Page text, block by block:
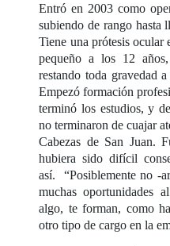
Entró en 2003 como
subiendo de rango hasta
Tiene una prótesis ocular
pequeño a los 12
restando toda gravedad
Empezó formación
terminó los estudios, y
no terminaron de cuajar
Cabezas de San Juan.
hubiera sido difícil
así. “Posiblemente no -
muchas oportunidades
algo, te forman, como
otro tipo de cargo en la